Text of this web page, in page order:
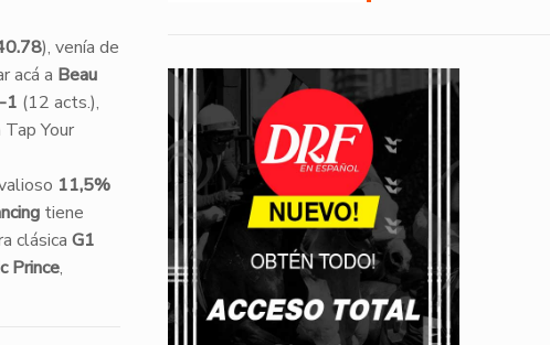
), venía de
acá a Beau
1 (12 acts.),
Your
11,5%
tiene
clásica G1
Prince,